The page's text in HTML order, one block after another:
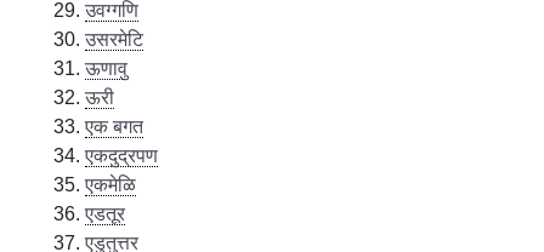
उवग्गणि
उसरमेटि
ऊणावु
ऊरी
एक बगत
एकदुद्रपण
एकमेळि
एडतूर
एडुतुत्तर